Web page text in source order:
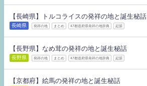
【長崎県】トルコライスの発祥の地と誕生秘話
長崎県 発祥の地 まとめ 47都道府県発祥の地辞典 起源
【長野県】なめ茸の発祥の地と誕生秘話
長野県 発祥の地 まとめ 47都道府県発祥の地辞典 起源
【京都府】絵馬の発祥の地と誕生秘話